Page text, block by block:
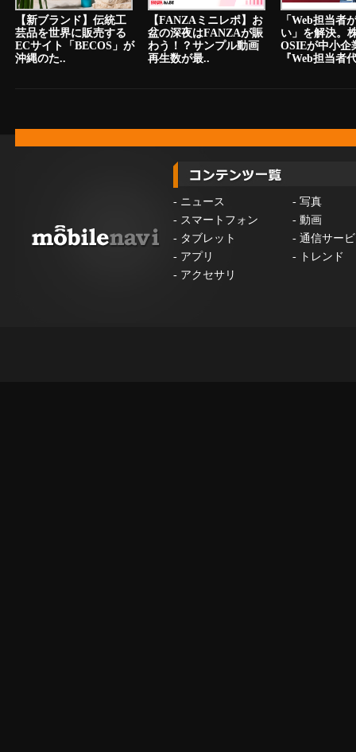
【新ブランド】伝統工
芸品を世界に販売する
ECサイト「BECOS」が
沖縄のた..
【FANZAミニレポ】お
盆の深夜はFANZAが賑
わう！？サンプル動画
再生数が最..
「Web担当者
い」を解決。
OSIEが中小企
『Web担当者
- ニュース - 写真
- スマートフォン - 動画
- タブレット - 通信サー
- アプリ -
トレンド
- アクセサリ